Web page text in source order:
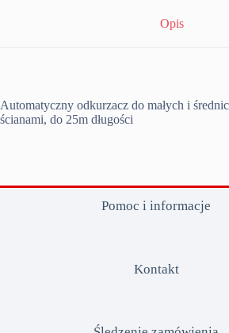
Opis
Automatyczny odkurzacz do małych i
ścianami, do 25m długości
Pomoc i informacje
Kontakt